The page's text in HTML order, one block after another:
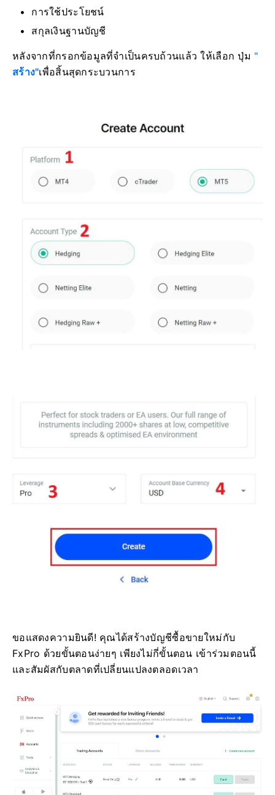
การใช้ประโยชน์
สกุลเงินฐานบัญชี
หลังจากที่กรอกข้อมูลที่จำเป็นครบถ้วนแล้ว ให้เลือก ปุ่ม "
สร้าง"เพื่อสิ้นสุดกระบวนการ
ขอแสดงความยินดี! คุณได้สร้างบัญชีซื้อขายใหม่กับ
FxPro ด้วยขั้นตอนง่ายๆ เพียงไม่กี่ขั้นตอน เข้าร่วมตอนนี้
และสัมผัสกับตลาดที่เปลี่ยนแปลงตลอดเวลา